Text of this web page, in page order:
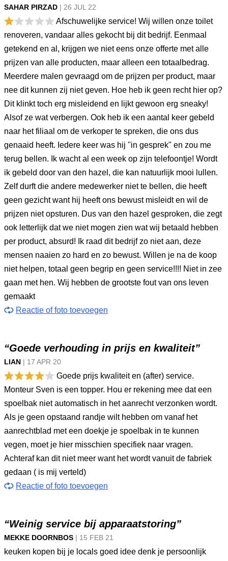
SAHAR PIRZAD | 26 JUL 22
Afschuwelijke service! Wij willen onze toilet
renoveren, vandaar alles gekocht bij dit bedrijf. Eenmaal
getekend en al, krijgen we niet eens onze offerte met alle
prijzen van alle producten, maar alleen een totaalbedrag.
Meerdere malen gevraagd om de prijzen per product, maar
nee dit kunnen zij niet geven. Hoe heb ik geen recht hier op?
Dit klinkt toch erg misleidend en lijkt gewoon erg sneaky!
Alsof ze wat verbergen. Ook heb ik een aantal keer gebeld
naar het filiaal om de verkoper te spreken, die ons dus
genaaid heeft. Iedere keer was hij "in gesprek" en zou me
terug bellen. Ik wacht al een week op zijn telefoontje! Wordt
ik gebeld door van den hazel, die kan natuurlijk mooi lullen.
Zelf durft die andere medewerker niet te bellen, die heeft
geen gezicht want hij heeft ons bewust misleidt en wil de
prijzen niet opsturen. Dus van den hazel gesproken, die zegt
ook letterlijk dat we niet mogen zien wat wij betaald hebben
per product, absurd! Ik raad dit bedrijf zo niet aan, deze
mensen naaien zo hard en zo bewust. Willen je na de koop
niet helpen, totaal geen begrip en geen service!!!! Niet in zee
gaan met hen. Wij hebben de grootste fout van ons leven
gemaakt
Reactie of foto toevoegen
“Goede verhouding in prijs en kwaliteit”
LIAN | 17 APR 20
Goede prijs kwaliteit en (after) service.
Monteur Sven is een topper. Hou er rekening mee dat een
spoelbak niet automatisch in het aanrecht verzonken wordt.
Als je geen opstaand randje wilt hebben om vanaf het
aanrechtblad met een doekje je spoelbak in te kunnen
vegen, moet je hier misschien specifiek naar vragen.
Achteraf kan dit niet meer want het wordt vanuit de fabriek
gedaan ( is mij verteld)
Reactie of foto toevoegen
“Weinig service bij apparaatstoring”
MEKKE DOORNBOS | 15 FEB 21
keuken kopen bij je locals goed idee denk je persoonlijk